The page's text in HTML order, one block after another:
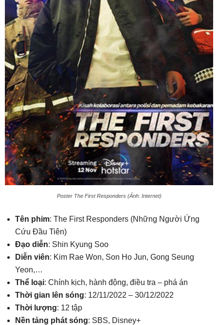
Poster The First Responders (Ảnh: Internet)
Tên phim: The First Responders (Những Người Ứng
Cứu Đầu Tiên)
Đạo diễn: Shin Kyung Soo
Diễn viên: Kim Rae Won, Son Ho Jun, Gong Seung
Yeon,…
Thể loại: Chính kịch, hành động, điều tra – phá án
Thời gian lên sóng: 12/11/2022 – 30/12/2022
Thời lượng: 12 tập
Nền tảng phát sóng: SBS, Disney+